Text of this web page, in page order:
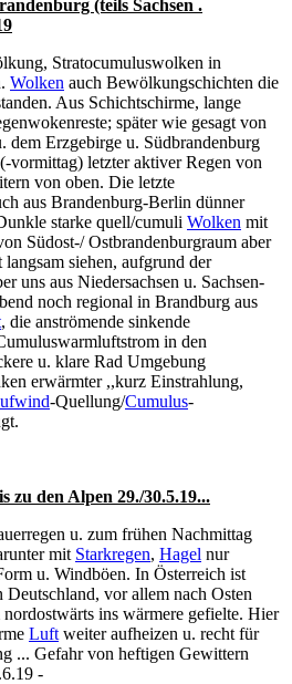
(teils Sachsen .
Stratocumuluswolken in
Wolken auch Bewölkungschichten die
Aus Schichtschirme, lange
später wie gesagt von
dem Erzgebirge u. Südbrandenburg
vormittag) letzter aktiver Regen von
von oben. Die letzte
aus Brandenburg-Berlin dünner
starke quell/cumuli Wolken mit
Südost-/ Ostbrandenburgraum aber
siehen, aufgrund der
uns aus Niedersachsen u. Sachsen-
noch regional in Brandburg aus
, die anströmende sinkende
in den
u. klare Rad Umgebung
erwärmter ,,kurz Einstrahlung,
-Quellung/Cumulus-
zu den Alpen 29./30.5.19...
u. zum frühen Nachmittag
mit Starkregen, Hagel nur
u. Windböen. In Österreich ist
vor allem nach Osten
ins wärmere gefielte. Hier
Luft weiter aufheizen u. recht für
... Gefahr von heftigen Gewittern
-